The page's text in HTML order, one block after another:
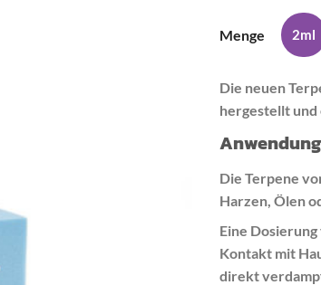
Menge 2ml
Die neuen
hergestellt und
Die Terpene
Harzen, Ölen
Eine
Kontakt mit
direkt